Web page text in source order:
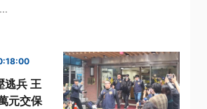
逃兵 王
元交保